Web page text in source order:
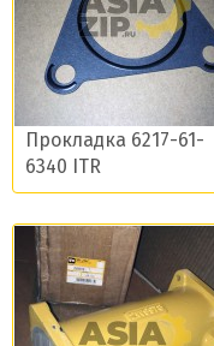
Прокладка 6217-61-
6340 ITR